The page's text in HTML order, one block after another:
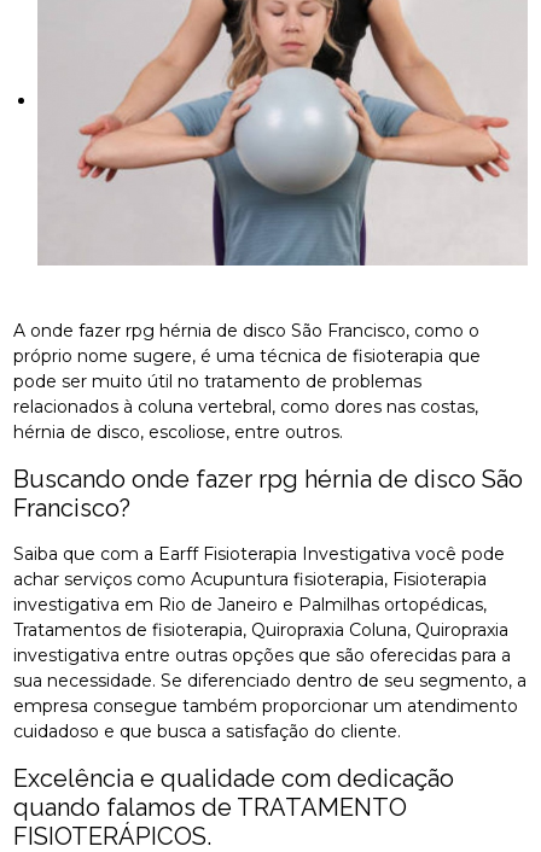
A onde fazer rpg hérnia de disco São Francisco, como o
próprio nome sugere, é uma técnica de fisioterapia que
pode ser muito útil no tratamento de problemas
relacionados à coluna vertebral, como dores nas costas,
hérnia de disco, escoliose, entre outros.
Buscando onde fazer rpg hérnia de disco São
Francisco?
Saiba que com a Earff Fisioterapia Investigativa você pode
achar serviços como Acupuntura fisioterapia, Fisioterapia
investigativa em Rio de Janeiro e Palmilhas ortopédicas,
Tratamentos de fisioterapia, Quiropraxia Coluna, Quiropraxia
investigativa entre outras opções que são oferecidas para a
sua necessidade. Se diferenciado dentro de seu segmento, a
empresa consegue também proporcionar um atendimento
cuidadoso e que busca a satisfação do cliente.
Excelência e qualidade com dedicação
quando falamos de TRATAMENTO
FISIOTERÁPICOS.